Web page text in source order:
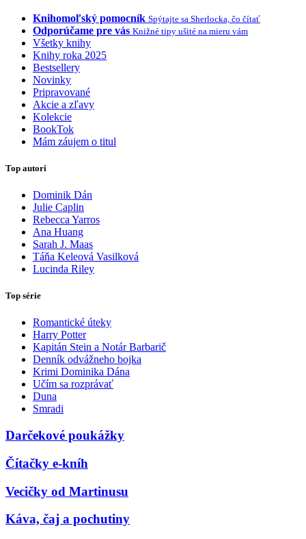
Knihomoľský pomocník Spýtajte sa Sherlocka, čo čítať
Odporúčame pre vás Knižné tipy ušité na mieru vám
Všetky knihy
Knihy roka 2025
Bestsellery
Novinky
Pripravované
Akcie a zľavy
Kolekcie
BookTok
Mám záujem o titul
Top autori
Dominik Dán
Julie Caplin
Rebecca Yarros
Ana Huang
Sarah J. Maas
Táňa Keleová Vasilková
Lucinda Riley
Top série
Romantické úteky
Harry Potter
Kapitán Stein a Notár Barbarič
Denník odvážneho bojka
Krimi Dominika Dána
Učím sa rozprávať
Duna
Smradi
Darčekové poukážky
Čítačky e-kníh
Vecičky od Martinusu
Káva, čaj a pochutiny